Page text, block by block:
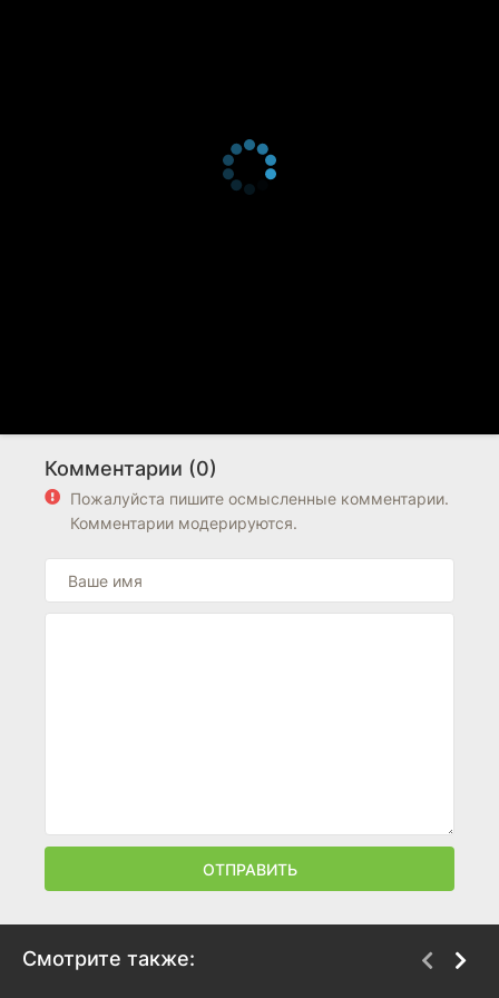
Комментарии (0)
Пожалуйста пишите осмысленные комментарии.
Комментарии модерируются.
ОТПРАВИТЬ
Смотрите также: